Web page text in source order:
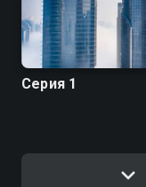
Серия 1